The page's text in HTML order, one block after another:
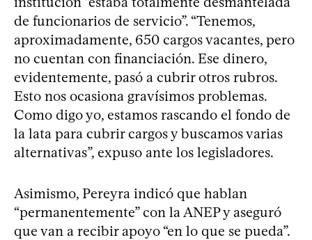
de funcionarios de servicio”. “Tenemos,
aproximadamente, 650 cargos vacantes, pero
no cuentan con financiación. Ese dinero,
evidentemente, pasó a cubrir otros rubros.
Esto nos ocasiona gravísimos problemas.
Como digo yo, estamos rascando el fondo de
la lata para cubrir cargos y buscamos varias
alternativas”, expuso ante los legisladores.
Asimismo, Pereyra indicó que hablan
“permanentemente” con la ANEP y aseguró
que van a recibir apoyo “en lo que se pueda”.